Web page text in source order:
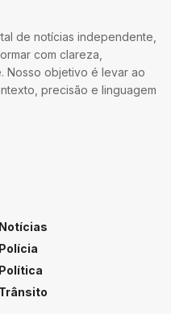
de notícias independente,
com clareza,
Nosso objetivo é levar ao
precisão e linguagem
Notícias
Polícia
Política
Trânsito